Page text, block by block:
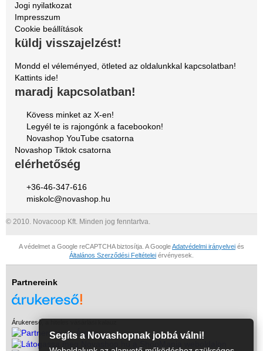
Jogi nyilatkozat
Impresszum
Cookie beállítások
küldj visszajelzést!
Mondd el véleményed, ötleted az oldalunkkal kapcsolatban!
Kattints ide!
maradj kapcsolatban!
Kövess minket az X-en!
Legyél te is rajongónk a facebookon!
Novashop YouTube csatorna
Novashop Tiktok csatorna
elérhetőség
+36-46-347-616
miskolc@novashop.hu
© 2010. Novacoop Kft. Minden jog fenntartva.
A védelmet a Google reCAPTCHA biztosítja. A GoogleAdatvédelmi irányelvei és
Általános Szerződési Feltételei érvényesek.
Partnereink
Árukereső, a hiteles vásárlási kalauz
Segíts a Novashopnak jobbá válni!